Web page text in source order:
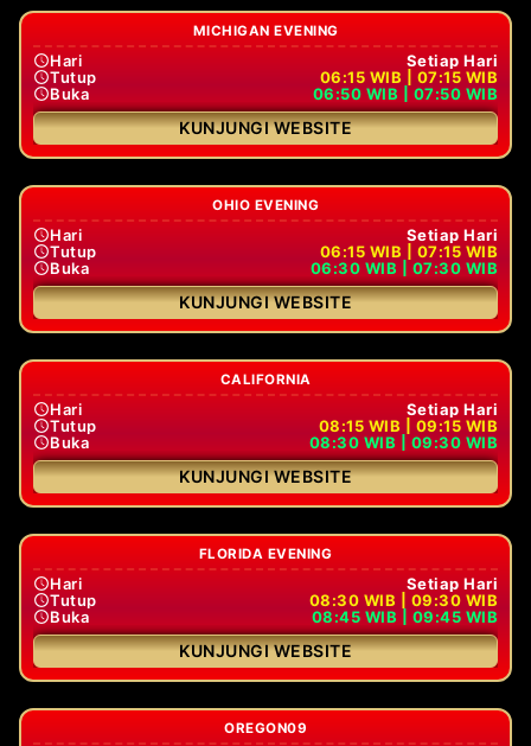
MICHIGAN EVENING
Hari
Setiap Hari
Tutup
06:15 WIB | 07:15 WIB
Buka
06:50 WIB | 07:50 WIB
KUNJUNGI WEBSITE
OHIO EVENING
Hari
Setiap Hari
Tutup
06:15 WIB | 07:15 WIB
Buka
06:30 WIB | 07:30 WIB
KUNJUNGI WEBSITE
CALIFORNIA
Hari
Setiap Hari
Tutup
08:15 WIB | 09:15 WIB
Buka
08:30 WIB | 09:30 WIB
KUNJUNGI WEBSITE
FLORIDA EVENING
Hari
Setiap Hari
Tutup
08:30 WIB | 09:30 WIB
Buka
08:45 WIB | 09:45 WIB
KUNJUNGI WEBSITE
OREGON09